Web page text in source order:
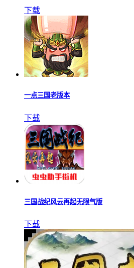
下载
一点三国老版本
下载
三国战纪风云再起无限气版
下载